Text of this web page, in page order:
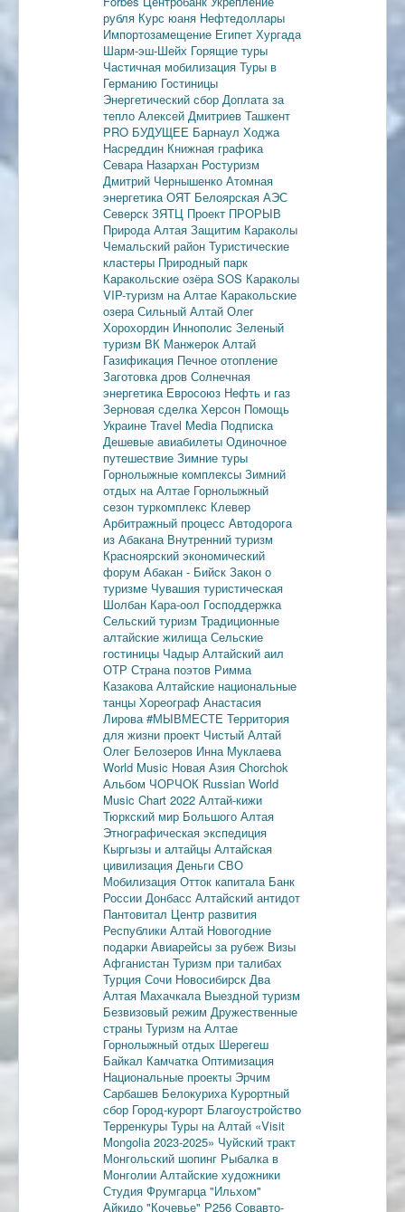
рубля Курс юаня Нефтедоллары
Импортозамещение Египет Хургада
Шарм-эш-Шейх Горящие туры
Частичная мобилизация Туры в
Германию Гостиницы
Энергетический сбор Доплата за
тепло Алексей Дмитриев Ташкент
PRO БУДУЩЕЕ Барнаул Ходжа
Насреддин Книжная графика
Севара Назархан Ростуризм
Дмитрий Чернышенко Атомная
энергетика ОЯТ Белоярская АЭС
Северск ЗЯТЦ Проект ПРОРЫВ
Природа Алтая Защитим Караколы
Чемальский район Туристические
кластеры Природный парк
Каракольские озёра SOS Караколы
VIP-туризм на Алтае Каракольские
озера Сильный Алтай Олег
Хорохордин Иннополис Зеленый
туризм ВК Манжерок Алтай
Газификация Печное отопление
Заготовка дров Солнечная
энергетика Евросоюз Нефть и газ
Зерновая сделка Херсон Помощь
Украине Travel Media Подписка
Дешевые авиабилеты Одиночное
путешествие Зимние туры
Горнолыжные комплексы Зимний
отдых на Алтае Горнолыжный
сезон туркомплекс Клевер
Арбитражный процесс Автодорога
из Абакана Внутренний туризм
Красноярский экономический
форум Абакан - Бийск Закон о
туризме Чувашия туристическая
Шолбан Кара-оол Господдержка
Сельский туризм Традиционные
алтайские жилища Сельские
гостиницы Чадыр Алтайский аил
ОТР Страна поэтов Римма
Казакова Алтайские национальные
танцы Хореограф Анастасия
Лирова #МЫВМЕСТЕ Территория
для жизни проект Чистый Алтай
Олег Белозеров Инна Муклаева
World Music Новая Азия Chorchok
Альбом ЧОРЧОК Russian World
Music Chart 2022 Алтай-кижи
Тюркский мир Большого Алтая
Этнографическая экспедиция
Кыргызы и алтайцы Алтайская
цивилизация Деньги СВО
Мобилизация Отток капитала Банк
России Донбасс Алтайский антидот
Пантовитал Центр развития
Республики Алтай Новогодние
подарки Авиарейсы за рубеж Визы
Афганистан Туризм при талибах
Турция Сочи Новосибирск Два
Алтая Махачкала Выездной туризм
Безвизовый режим Дружественные
страны Туризм на Алтае
Горнолыжный отдых Шерегеш
Байкал Камчатка Оптимизация
Национальные проекты Эрчим
Сарбашев Белокуриха Курортный
сбор Город-курорт Благоустройство
Терренкуры Туры на Алтай «Visit
Mongolia 2023-2025» Чуйский тракт
Монгольский шопинг Рыбалка в
Монголии Алтайские художники
Студия Фрумгарца "Ильхом"
Айкидо "Кочевье" Р256 Совавто-